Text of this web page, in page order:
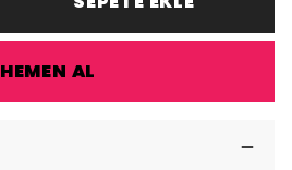
HEMEN AL